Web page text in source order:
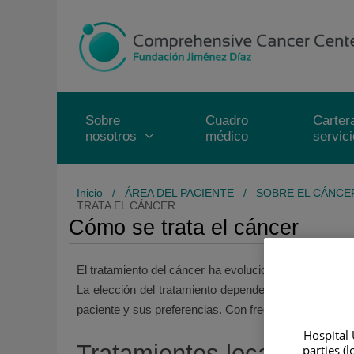
contenido
Sobre
nosotros
Cuadro
médico
Inicio / ÁREA DEL PACIENTE / SOBRE EL
TRATA EL CÁNCER
Cómo se trata el cáncer
El tratamiento del cáncer ha evolucionado de forma
La elección del tratamiento depende de múltiples
paciente y sus preferencias. Con frecuencia se
Hospital
parties